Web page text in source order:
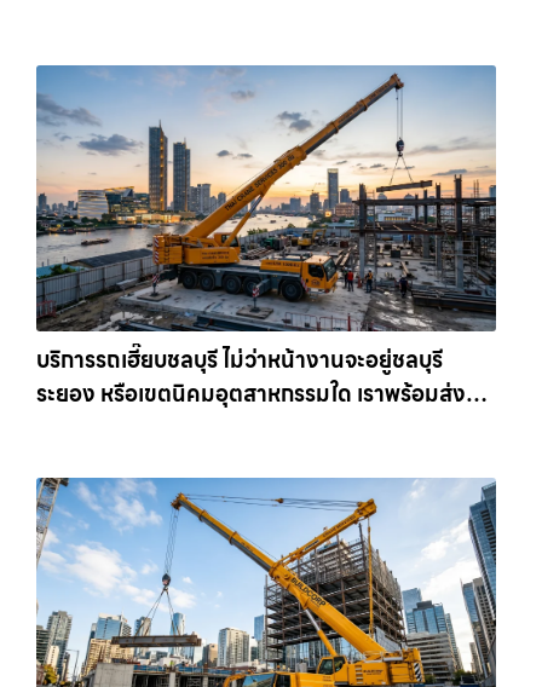
บริการรถเฮี๊ยบชลบุรี ไม่ว่าหน้างานจะอยู่ชลบุรี
ระยอง หรือเขตนิคมอุตสาหกรรมใด เราพร้อมส่งรถ